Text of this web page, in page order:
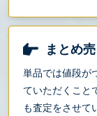
まとめ売
単品では値段が
ていただくこと
も査定をさせて